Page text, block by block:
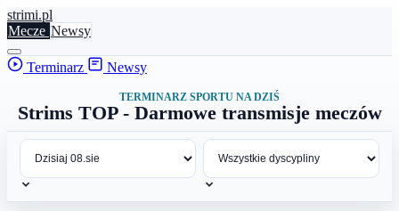
strimi.pl
Mecze Newsy
Terminarz Newsy
TERMINARZ SPORTU NA DZIŚ
Strims TOP - Darmowe transmisje meczów